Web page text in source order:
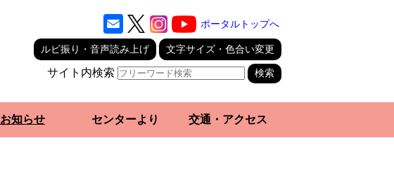
ポータルトップへ
ルビ振り・音声読み上げ 文字サイズ・色合い変更
サイト内検索
お知らせ センターより 交通・アクセス